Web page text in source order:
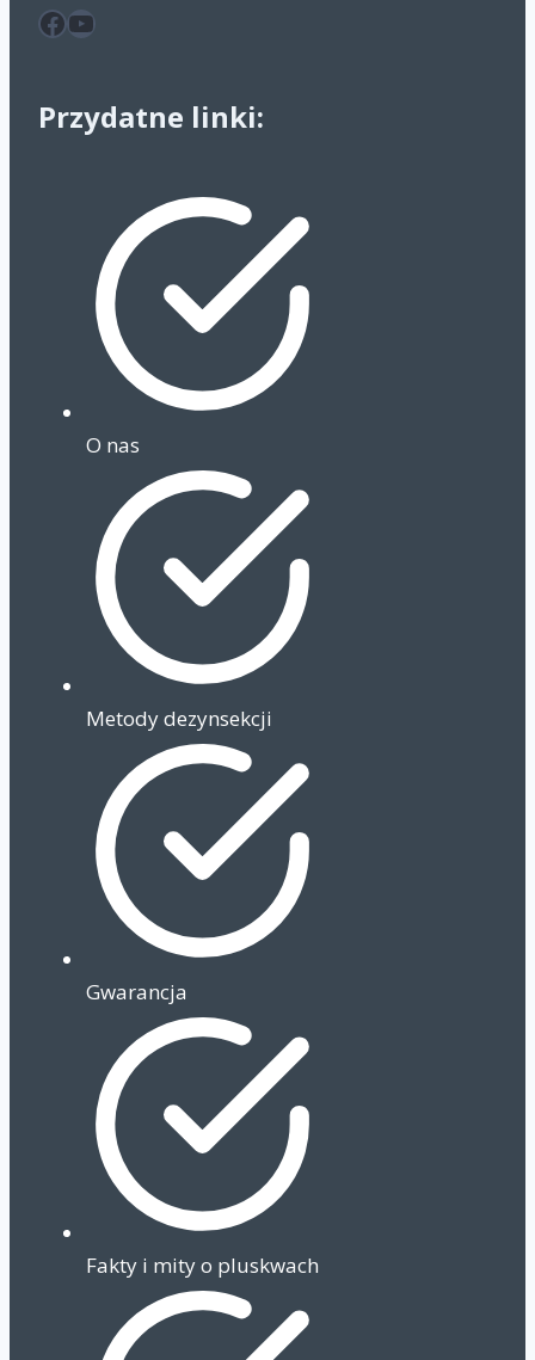
Facebook
YouTube
Przydatne linki:
O nas
Metody dezynsekcji
Gwarancja
Fakty i mity o pluskwach